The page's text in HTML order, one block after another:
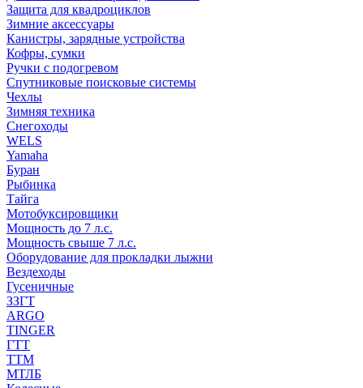
Защита для квадроциклов
Зимние аксессуары
Канистры, зарядные устройства
Кофры, сумки
Ручки с подогревом
Спутниковые поисковые системы
Чехлы
Зимняя техника
Снегоходы
WELS
Yamaha
Буран
Рыбинка
Тайга
Мотобуксировщики
Мощность до 7 л.с.
Мощность свыше 7 л.с.
Оборудование для прокладки лыжни
Вездеходы
Гусеничные
ЗЗГТ
ARGO
TINGER
ГТТ
ТТМ
МТЛБ